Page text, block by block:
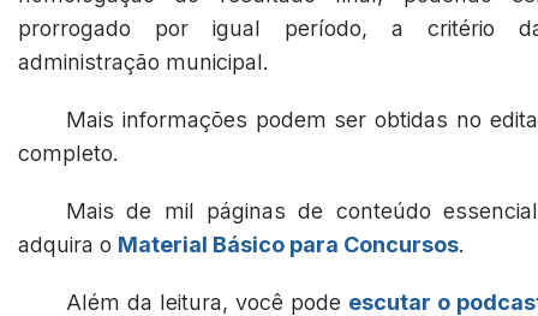
prorrogado por igual período, a critério
administração municipal.
Mais informações podem ser obtidas no
completo.
Mais de mil páginas de conteúdo
adquira o Material Básico para Concursos.
Além da leitura, você pode escutar o